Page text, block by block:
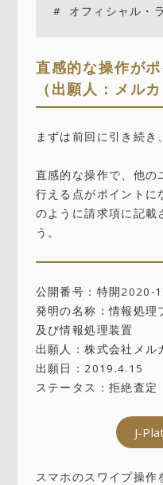
オフィシャル・
直感的な操作が
（出願人：メルカ
まずは前回に引き続き
直感的な操作で、他の
行える点がポイントに
のように請求項に記載
う。
公開番号：特開2020-
発明の名称：情報処理
及び情報処理装置
出願人：株式会社メル
出願日：2019.4.15
ステータス：拒絶査定
J-
スマホのスワイプ操作